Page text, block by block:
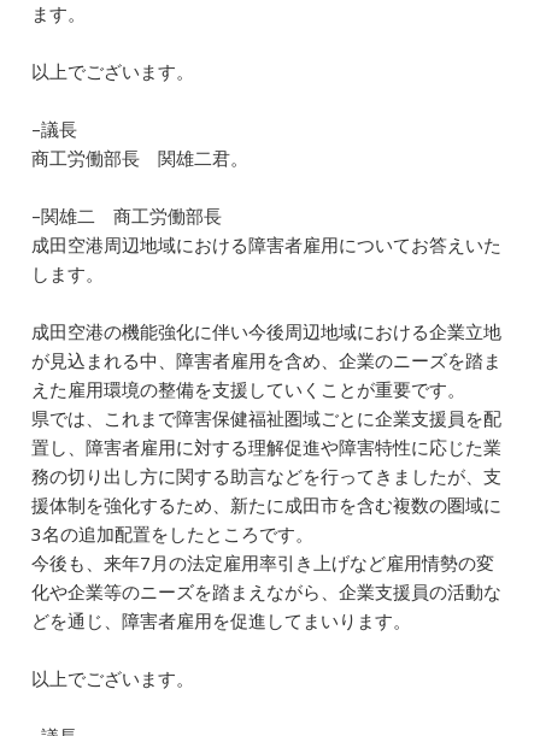
ます。
以上でございます。
–議長
商工労働部長 関雄二君。
–関雄二 商工労働部長
成田空港周辺地域における障害者雇用についてお答えいた
します。
成田空港の機能強化に伴い今後周辺地域における企業立地
が見込まれる中、障害者雇用を含め、企業のニーズを踏ま
えた雇用環境の整備を支援していくことが重要です。
県では、これまで障害保健福祉圏域ごとに企業支援員を配
置し、障害者雇用に対する理解促進や障害特性に応じた業
務の切り出し方に関する助言などを行ってきましたが、支
援体制を強化するため、新たに成田市を含む複数の圏域に
3名の追加配置をしたところです。
今後も、来年7月の法定雇用率引き上げなど雇用情勢の変
化や企業等のニーズを踏まえながら、企業支援員の活動な
どを通じ、障害者雇用を促進してまいります。
以上でございます。